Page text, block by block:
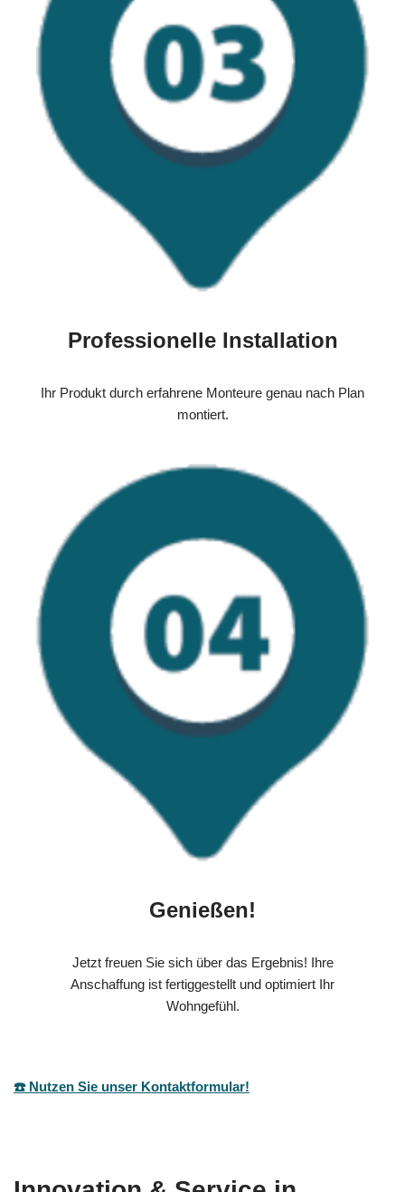
Professionelle Installation
Ihr Produkt durch erfahrene Monteure genau nach Plan
montiert.
Genießen!
Jetzt freuen Sie sich über das Ergebnis! Ihre
Anschaffung ist fertiggestellt und optimiert Ihr
Wohngefühl.
☎️ Nutzen Sie unser Kontaktformular!